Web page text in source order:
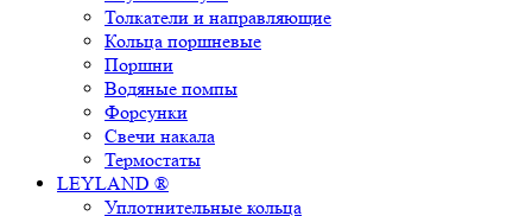
Толкатели и направляющие
Кольца поршневые
Поршни
Водяные помпы
Форсунки
Свечи накала
Термостаты
LEYLAND ®
Уплотнительные кольца